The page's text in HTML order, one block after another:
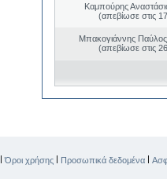
Καμπούρης
(απεβίωσε στις
Μπακογιάννης
(απεβίωσε στις
|Όροι χρήσης | Προσωπικά δεδομένα |